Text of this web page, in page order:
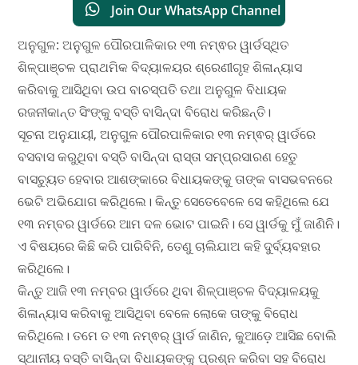
Join Our WhatsApp Channel
ଅନୁଗୁଳ: ଅନୁଗୁଳ ପୌରପାଳିକାର ୧୩ ନମ୍ଵର ୱାର୍ଡସ୍ଥିତ
ଶିଳ୍ପାଞ୍ଚଳ ପ୍ରାଥମିକ ବିଦ୍ୟାଳୟର ଶ୍ରେଣୀଗୃହ ଶିଳାନ୍ୟାସ
କରିବାକୁ ଆସିଥିବା ଉପ ବାଚସ୍ପତି ତଥା ଅନୁଗୁଳ ବିଧାୟକ
ରଜନୀକାନ୍ତ ସିଂଙ୍କୁ ବସ୍ତି ବାସିନ୍ଦା ବିରୋଧ କରିଛନ୍ତି।
ସୂଚନା ଅନୁଯାୟୀ, ଅନୁଗୁଳ ପୌରପାଳିକାର ୧୩ ନମ୍ଵର୍ ୱାର୍ଡରେ
ବସବାସ କରୁଥିବା ବସ୍ତି ବାସିନ୍ଦା ରାସ୍ତା ସମ୍ପ୍ରସାରଣ ହେତୁ
ବାସଚ୍ୟୁତ ହେବାର ଆଶଙ୍କାରେ ବିଧାୟକଙ୍କୁ ତାଙ୍କ ବାସଭବନରେ
ଭେଟି ଅଭିଯୋଗ କରିଥିଲେ। କିନ୍ତୁ ସେତେବେଳେ ସେ କହିଥିଲେ ଯେ
୧୩ ନମ୍ବର ୱାର୍ଡରେ ଆମ ଦଳ ଭୋଟ ପାଇନି। ସେ ୱାର୍ଡକୁ ମୁଁ ଜାଣିନି।
ଏ ବିଷୟରେ କିଛି କରି ପାରିବିନି, ତେଣୁ ଚାଲିଯାଅ କହି ଦୁର୍ବ୍ୟବହାର
କରିଥିଲେ।
କିନ୍ତୁ ଆଜି ୧୩ ନମ୍ବର ୱାର୍ଡରେ ଥିବା ଶିଳ୍ପାଞ୍ଚଳ ବିଦ୍ୟାଳୟକୁ
ଶିଳାନ୍ୟାସ କରିବାକୁ ଆସିଥିବା ବେଳେ ଲୋକେ ତାଙ୍କୁ ବିରୋଧ
କରିଥିଲେ। ତମେ ତ ୧୩ ନମ୍ଵର୍ ୱାର୍ଡ ଜାଣିନ, କୁଆଡ଼େ ଆସିଛ ବୋଲି
ସ୍ଥାନୀୟ ବସ୍ତି ବାସିନ୍ଦା ବିଧାୟକଙ୍କୁ ପ୍ରଶ୍ନ କରିବା ସହ ବିରୋଧ